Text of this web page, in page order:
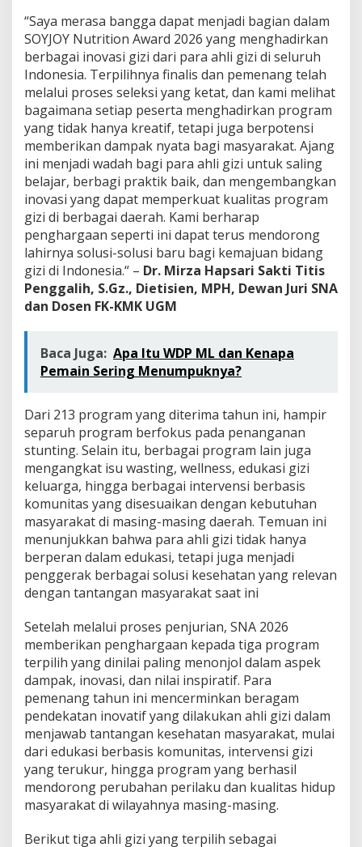
“Saya merasa bangga dapat menjadi bagian dalam
SOYJOY Nutrition Award 2026 yang menghadirkan
berbagai inovasi gizi dari para ahli gizi di seluruh
Indonesia. Terpilihnya finalis dan pemenang telah
melalui proses seleksi yang ketat, dan kami melihat
bagaimana setiap peserta menghadirkan program
yang tidak hanya kreatif, tetapi juga berpotensi
memberikan dampak nyata bagi masyarakat. Ajang
ini menjadi wadah bagi para ahli gizi untuk saling
belajar, berbagi praktik baik, dan mengembangkan
inovasi yang dapat memperkuat kualitas program
gizi di berbagai daerah. Kami berharap
penghargaan seperti ini dapat terus mendorong
lahirnya solusi-solusi baru bagi kemajuan bidang
gizi di Indonesia.“ – Dr. Mirza Hapsari Sakti Titis
Penggalih, S.Gz., Dietisien, MPH, Dewan Juri SNA
dan Dosen FK-KMK UGM
Baca Juga: Apa Itu WDP ML dan Kenapa
Pemain Sering Menumpuknya?
Dari 213 program yang diterima tahun ini, hampir
separuh program berfokus pada penanganan
stunting. Selain itu, berbagai program lain juga
mengangkat isu wasting, wellness, edukasi gizi
keluarga, hingga berbagai intervensi berbasis
komunitas yang disesuaikan dengan kebutuhan
masyarakat di masing-masing daerah. Temuan ini
menunjukkan bahwa para ahli gizi tidak hanya
berperan dalam edukasi, tetapi juga menjadi
penggerak berbagai solusi kesehatan yang relevan
dengan tantangan masyarakat saat ini
Setelah melalui proses penjurian, SNA 2026
memberikan penghargaan kepada tiga program
terpilih yang dinilai paling menonjol dalam aspek
dampak, inovasi, dan nilai inspiratif. Para
pemenang tahun ini mencerminkan beragam
pendekatan inovatif yang dilakukan ahli gizi dalam
menjawab tantangan kesehatan masyarakat, mulai
dari edukasi berbasis komunitas, intervensi gizi
yang terukur, hingga program yang berhasil
mendorong perubahan perilaku dan kualitas hidup
masyarakat di wilayahnya masing-masing.
Berikut tiga ahli gizi yang terpilih sebagai